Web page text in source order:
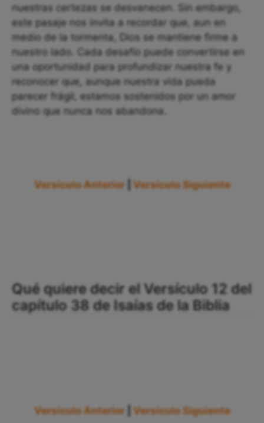
nuestras certezas se desvanecen. Sin embargo,
este pasaje nos invita a recordar que, aun en
medio de la tormenta, Dios se mantiene firme a
nuestro lado. Cada desafío puede convertirse en
una oportunidad para profundizar nuestra fe y
reconocer que, aunque nuestra vida pueda
parecer frágil, estamos sostenidos por un amor
divino que nunca nos abandona.
Versículo Anterior Versículo Siguiente
Qué quiere decir el Versículo 12 del
capítulo 38 de Isaías de la Biblia
Versículo Anterior Versículo Siguiente